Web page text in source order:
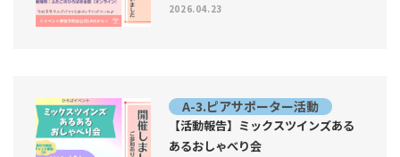
2026.04.23
A-3.ピアサポーター活動
【活動報告】ミックスツインズある
あるおしゃべり会